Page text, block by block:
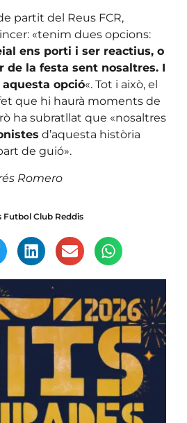
partit del Reus FCR,
«tenim dues opcions:
ens porti i ser reactius, o
la festa sent nosaltres. I
opció«. Tot i això, el
que hi haurà moments de
ha subratllat que «nosaltres
d’aquesta història
de guió».
Romero
Futbol Club Reddis